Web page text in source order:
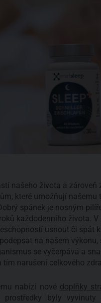
našeho života a
které umožňují našemu
spánek je nosným
každodenního života. V
usnout či spát
na našem
se vyčerpává a
narušení celkového
nabízí nové doplňky
prostředky byly vyvinuty